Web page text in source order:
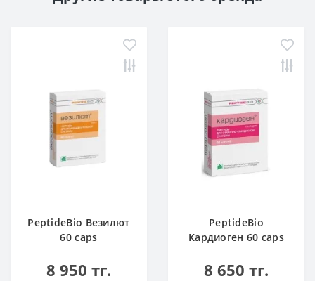
PeptideBio Везилют
60 caps
8 950 тг.
PeptideBio
Кардиоген 60 caps
8 650 тг.